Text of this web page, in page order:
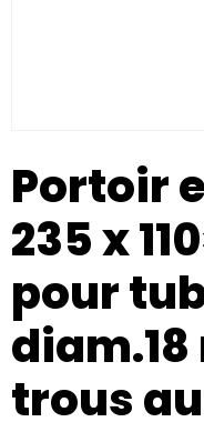
Portoir
235 x
pour
trous